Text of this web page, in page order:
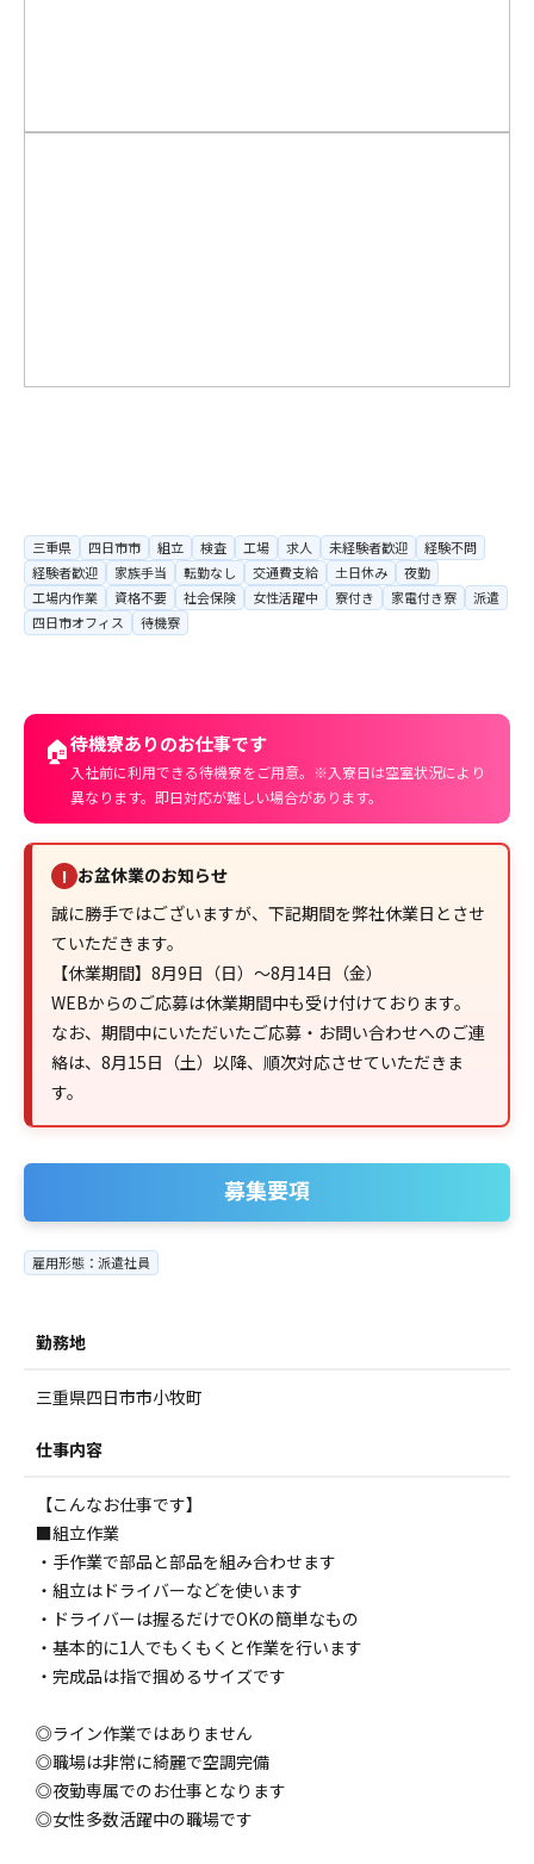
三重県 四日市市 組立 検査 工場 求人 未経験者歓迎
経験不問
経験者歓迎
家族手当 転勤なし 交通費支給 土日休み
夜勤
工場内作業
資格不要 社会保険 女性活躍中 寮付き 家電付き寮
派遣
四日市オフィス
待機寮
🏠待機寮ありのお仕事です
入社前に利用できる待機寮をご用意。※入寮日は空室状況により
異なります。即日対応が難しい場合があります。
! お盆休業のお知らせ
誠に勝手ではございますが、下記期間を弊社休業日とさせ
ていただきます。
【休業期間】8月9日（日）～8月14日（金）
WEBからのご応募は休業期間中も受け付けております。
なお、期間中にいただいたご応募・お問い合わせへのご連
絡は、8月15日（土）以降、順次対応させていただきま
す。
募集要項
雇用形態：派遣社員
勤務地
三重県四日市市小牧町
仕事内容
【こんなお仕事です】
■組立作業
・手作業で部品と部品を組み合わせます
・組立はドライバーなどを使います
・ドライバーは握るだけでOKの簡単なもの
・基本的に1人でもくもくと作業を行います
・完成品は指で掴めるサイズです
◎ライン作業ではありません
◎職場は非常に綺麗で空調完備
◎夜勤専属でのお仕事となります
◎女性多数活躍中の職場です